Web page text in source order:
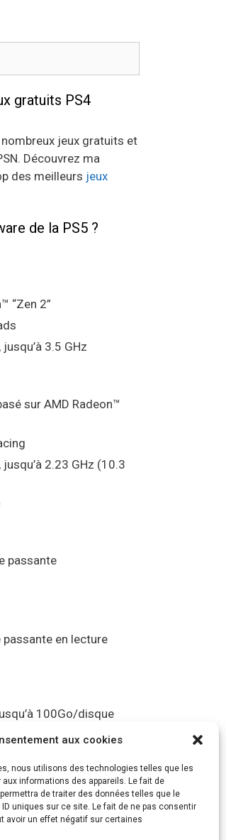
aux cookies
nous utilisons des technologies telles que les
informations des appareils. Le fait de
de traiter des données telles que le
uniques sur ce site. Le fait de ne pas consentir
avoir un effet négatif sur certaines
gratuits PS4
jeux gratuits et
Découvrez ma
des meilleurs jeux
de la PS5 ?
“Zen 2”
3.5 GHz
sur AMD Radeon™
2.23 GHz (10.3
passante
en lecture
100Go/disque
téléviseurs 4K 120Hz
HDMI v. 2.1)